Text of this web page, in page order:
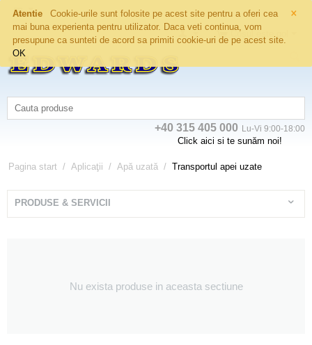
×
Atentie
Cookie-urile sunt folosite pe acest site pentru a oferi cea
mai buna experienta pentru utilizator. Daca veti continua, vom
presupune ca sunteti de acord sa primiti cookie-uri de pe acest site.
OK
Coșul este gol
+40 315 405 000 Lu-Vi 9:00-18:00
Click aici si te sunăm noi!
Pagina start / Aplicaţii / Apă uzată / Transportul apei uzate
PRODUSE & SERVICII
Nu exista produse in aceasta sectiune